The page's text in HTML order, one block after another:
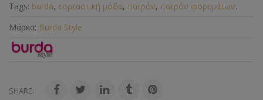
Tags: burda, εορταστική μόδα, πατρόν, πατρόν φορεμάτων.
Μάρκα: Burda Style
SHARE: